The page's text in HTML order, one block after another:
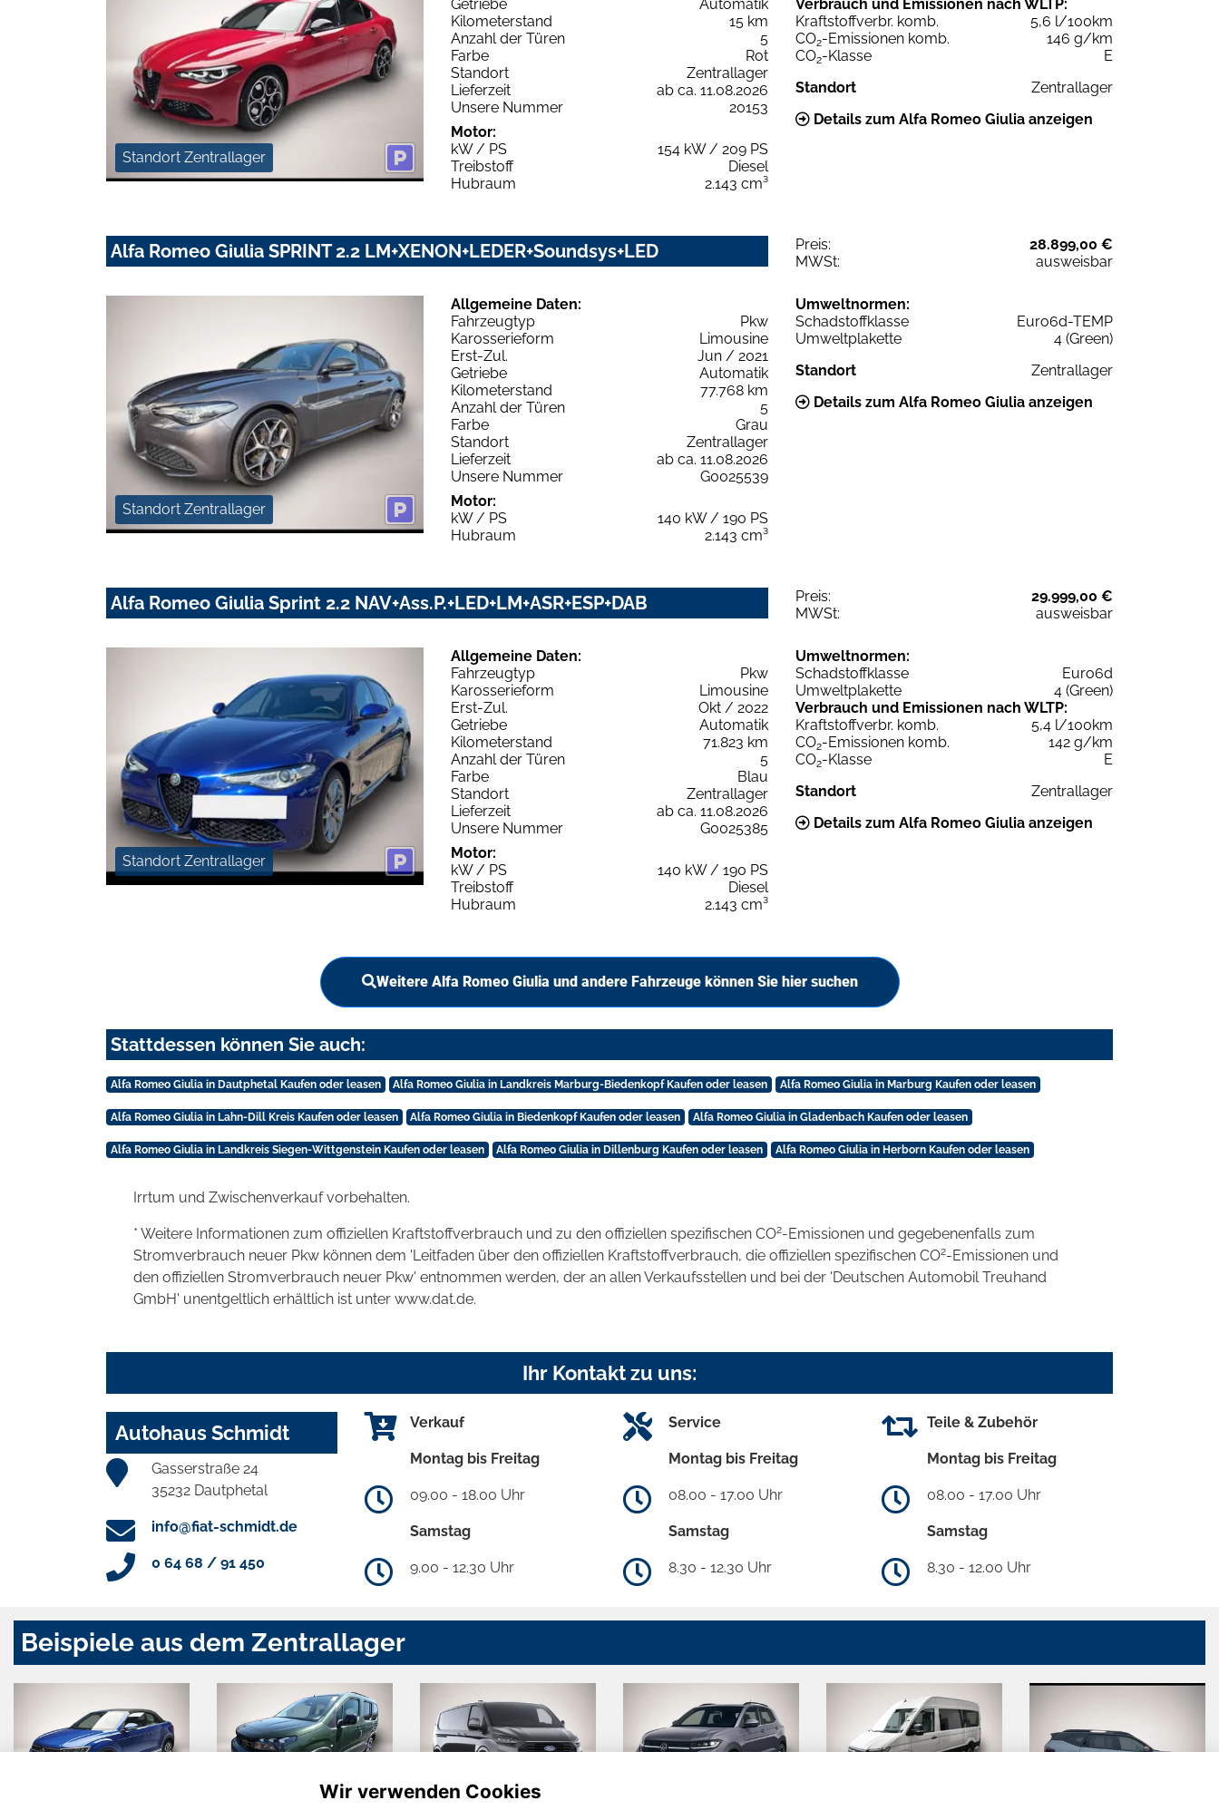
Standort Zentrallager
Getriebe
Automatik
Kilometerstand
15 km
Anzahl der Türen
5
Farbe
Rot
Standort
Zentrallager
Lieferzeit
ab ca. 11.08.2026
Unsere Nummer
20153
Motor:
kW / PS
154 kW / 209 PS
Treibstoff
Diesel
Hubraum
2.143 cm³
Verbrauch und Emissionen nach WLTP:
Kraftstoffverbr. komb.
5,6 l/100km
CO2-Emissionen komb.
146 g/km
CO2-Klasse
E
Standort
Zentrallager
Details zum Alfa Romeo Giulia anzeigen
Alfa Romeo Giulia SPRINT 2.2 LM+XENON+LEDER+Soundsys+LED Preis:
28.899,00 €
MWSt:
ausweisbar
Standort Zentrallager
Allgemeine Daten:
Fahrzeugtyp
Pkw
Karosserieform
Limousine
Erst-Zul.
Jun / 2021
Getriebe
Automatik
Kilometerstand
77.768 km
Anzahl der Türen
5
Farbe
Grau
Standort
Zentrallager
Lieferzeit
ab ca. 11.08.2026
Unsere Nummer
G0025539
Motor:
kW / PS
140 kW / 190 PS
Hubraum
2.143 cm³
Umweltnormen:
Schadstoffklasse
Euro6d-TEMP
Umweltplakette
4 (Green)
Standort
Zentrallager
Details zum Alfa Romeo Giulia anzeigen
Alfa Romeo Giulia Sprint 2.2 NAV+Ass.P.+LED+LM+ASR+ESP+DAB Preis:
29.999,00 €
MWSt:
ausweisbar
Standort Zentrallager
Allgemeine Daten:
Fahrzeugtyp
Pkw
Karosserieform
Limousine
Erst-Zul.
Okt / 2022
Getriebe
Automatik
Kilometerstand
71.823 km
Anzahl der Türen
5
Farbe
Blau
Standort
Zentrallager
Lieferzeit
ab ca. 11.08.2026
Unsere Nummer
G0025385
Motor:
kW / PS
140 kW / 190 PS
Treibstoff
Diesel
Hubraum
2.143 cm³
Umweltnormen:
Schadstoffklasse
Euro6d
Umweltplakette
4 (Green)
Verbrauch und Emissionen nach WLTP:
Kraftstoffverbr. komb.
5,4 l/100km
CO2-Emissionen komb.
142 g/km
CO2-Klasse
E
Standort
Zentrallager
Details zum Alfa Romeo Giulia anzeigen
Weitere Alfa Romeo Giulia und andere Fahrzeuge können Sie hier suchen
Stattdessen können Sie auch:
Alfa Romeo Giulia in Dautphetal Kaufen oder leasen Alfa Romeo Giulia in Landkreis Marburg-Biedenkopf Kaufen oder leasen Alfa Romeo Giulia in Marburg Kaufen oder leasen
Alfa Romeo Giulia in Lahn-Dill Kreis Kaufen oder leasen Alfa Romeo Giulia in Biedenkopf Kaufen oder leasen Alfa Romeo Giulia in Gladenbach Kaufen oder leasen
Alfa Romeo Giulia in Landkreis Siegen-Wittgenstein Kaufen oder leasen Alfa Romeo Giulia in Dillenburg Kaufen oder leasen Alfa Romeo Giulia in Herborn Kaufen oder leasen
Irrtum und Zwischenverkauf vorbehalten.
* Weitere Informationen zum offiziellen Kraftstoffverbrauch und zu den offiziellen spezifischen CO2-Emissionen und gegebenenfalls zum
Stromverbrauch neuer Pkw können dem 'Leitfaden über den offiziellen Kraftstoffverbrauch, die offiziellen spezifischen CO2-Emissionen und
den offiziellen Stromverbrauch neuer Pkw' entnommen werden, der an allen Verkaufsstellen und bei der 'Deutschen Automobil Treuhand
GmbH' unentgeltlich erhältlich ist unter www.dat.de.
Ihr Kontakt zu uns:
Autohaus Schmidt
Gasserstraße 24
35232 Dautphetal
info@fiat-schmidt.de
0 64 68 / 91 450
Verkauf
Montag bis Freitag
09.00 - 18.00 Uhr
Samstag
9.00 - 12.30 Uhr
Service
Montag bis Freitag
08.00 - 17.00 Uhr
Samstag
8.30 - 12.30 Uhr
Teile & Zubehör
Montag bis Freitag
08.00 - 17.00 Uhr
Samstag
8.30 - 12.00 Uhr
Beispiele aus dem Zentrallager
Wir verwenden Cookies